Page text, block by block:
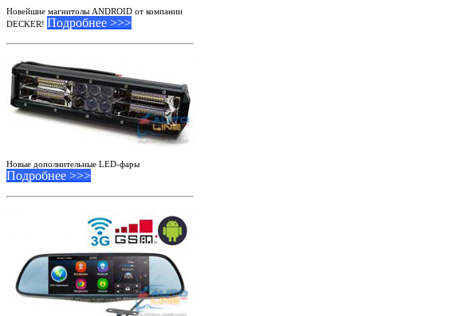
Новейшие магнитолы ANDROID от компании
DECKER! Подробнее >>>
Новые дополнительные LED-фары
Подробнее >>>